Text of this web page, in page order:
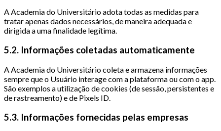
A Academia do Universitário adota todas as medidas para
tratar apenas dados necessários, de maneira adequada e
dirigida a uma finalidade legítima.
5.2. Informações coletadas automaticamente
A Academia do Universitário coleta e armazena informações
sempre que o Usuário interage com a plataforma ou com o app.
São exemplos a utilização de cookies (de sessão, persistentes e
de rastreamento) e de Pixels ID.
5.3. Informações fornecidas pelas empresas